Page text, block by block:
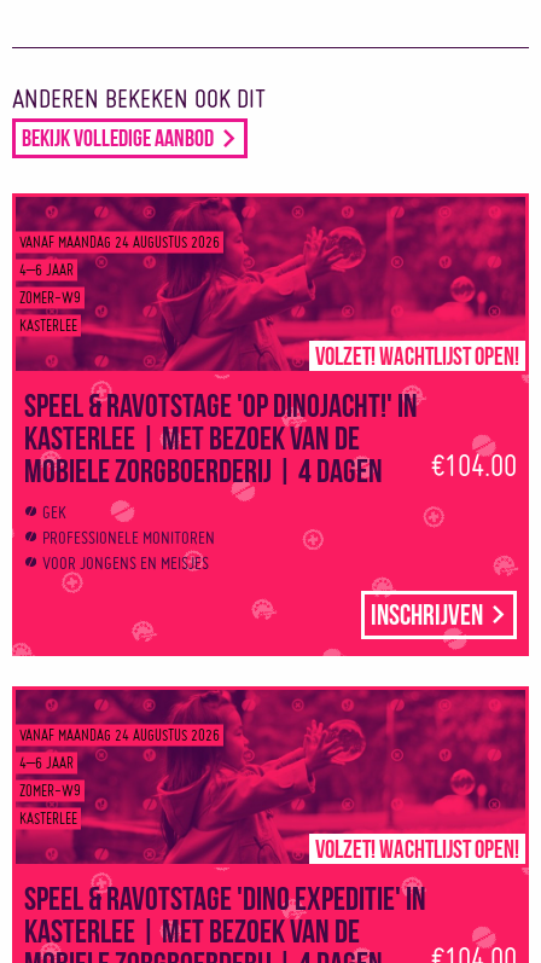
ANDEREN BEKEKEN OOK DIT
Bekijk volledige aanbod
VANAF MAANDAG 24 AUGUSTUS 2026
4–6 JAAR
ZOMER-W9
KASTERLEE
Volzet! Wachtlijst open!
Speel & Ravotstage 'Op dinojacht!' in
Kasterlee | Met bezoek van de
mobiele zorgboerderij | 4 dagen
€104.00
GEK
PROFESSIONELE MONITOREN
VOOR JONGENS EN MEISJES
Inschrijven
VANAF MAANDAG 24 AUGUSTUS 2026
4–6 JAAR
ZOMER-W9
KASTERLEE
Volzet! Wachtlijst open!
Speel & Ravotstage 'Dino Expeditie' in
Kasterlee | Met bezoek van de